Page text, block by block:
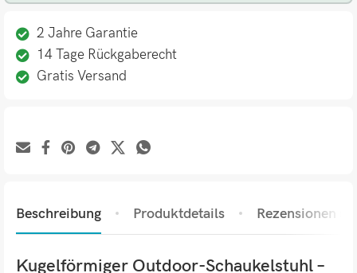
2 Jahre Garantie
14 Tage Rückgaberecht
Gratis Versand
Beschreibung Produktdetails Rezensionen (0)
Kugelförmiger Outdoor-Schaukelstuhl –